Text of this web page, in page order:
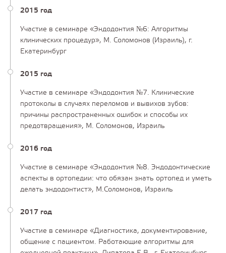
2015 год
Участие в семинаре «Эндодонтия №6: Алгоритмы
клинических процедур», М. Соломонов (Израиль), г.
Екатеринбург
2015 год
Участие в семинаре «Эндодонтия №7. Клинические
протоколы в случаях переломов и вывихов зубов:
причины распространенных ошибок и способы их
предотвращения», М. Соломонов, Израиль
2016 год
Участие в семинаре «Эндодонтия №8. Эндодонтические
аспекты в ортопедии: что обязан знать ортопед и уметь
делать эндодонтист», М.Соломонов, Израиль
2017 год
Участие в семинаре «Диагностика, документирование,
общение с пациентом. Работающие алгоритмы для